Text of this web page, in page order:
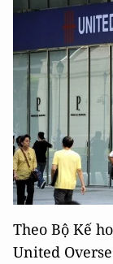
Theo Bộ Kế
United